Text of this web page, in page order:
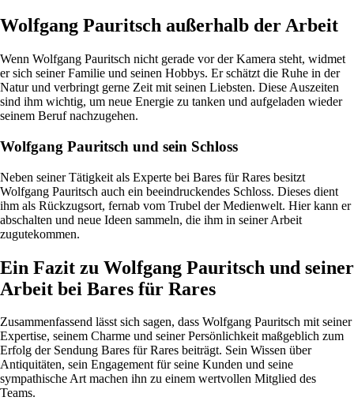
Wolfgang Pauritsch außerhalb der Arbeit
Wenn Wolfgang Pauritsch nicht gerade vor der Kamera steht, widmet
er sich seiner Familie und seinen Hobbys. Er schätzt die Ruhe in der
Natur und verbringt gerne Zeit mit seinen Liebsten. Diese Auszeiten
sind ihm wichtig, um neue Energie zu tanken und aufgeladen wieder
seinem Beruf nachzugehen.
Wolfgang Pauritsch und sein Schloss
Neben seiner Tätigkeit als Experte bei Bares für Rares besitzt
Wolfgang Pauritsch auch ein beeindruckendes Schloss. Dieses dient
ihm als Rückzugsort, fernab vom Trubel der Medienwelt. Hier kann er
abschalten und neue Ideen sammeln, die ihm in seiner Arbeit
zugutekommen.
Ein Fazit zu Wolfgang Pauritsch und seiner
Arbeit bei Bares für Rares
Zusammenfassend lässt sich sagen, dass Wolfgang Pauritsch mit seiner
Expertise, seinem Charme und seiner Persönlichkeit maßgeblich zum
Erfolg der Sendung Bares für Rares beiträgt. Sein Wissen über
Antiquitäten, sein Engagement für seine Kunden und seine
sympathische Art machen ihn zu einem wertvollen Mitglied des
Teams.